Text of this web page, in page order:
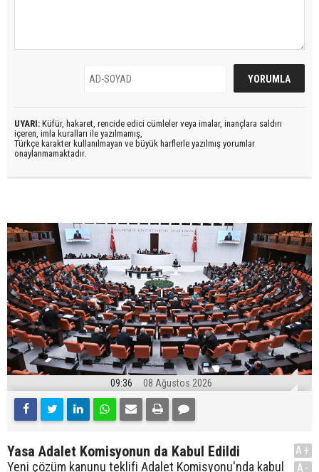
UYARI: Küfür, hakaret, rencide edici cümleler veya imalar, inançlara saldırı
içeren, imla kuralları ile yazılmamış,
Türkçe karakter kullanılmayan ve büyük harflerle yazılmış yorumlar
onaylanmamaktadır.
09:36 08 Ağustos 2026
Yasa Adalet Komisyonun da Kabul Edildi
Yeni çözüm kanunu teklifi Adalet Komisyonu'nda kabul
A+
A-